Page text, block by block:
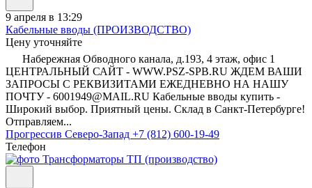
9 апреля в 13:29
Кабельные вводы (ПРОИЗВОДСТВО)
Цену уточняйте
Набережная Обводного канала, д.193, 4 этаж, офис 1
ЦЕНТРАЛЬНЫЙ САЙТ - WWW.PSZ-SPB.RU ЖДЕМ ВАШИ
ЗАПРОСЫ С РЕКВИЗИТАМИ ЕЖЕДНЕВНО НА НАШУ
ПОЧТУ - 6001949@MAIL.RU Кабельные вводы купить -
Широкий выбор. Приятный цены. Склад в Санкт-Петербурге!
Отправляем...
Прогрессив Северо-Запад +7 (812) 600-19-49
Телефон